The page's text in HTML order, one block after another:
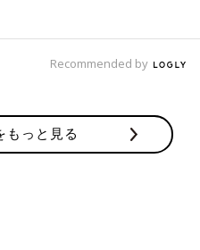
Recommended by
もっと見る